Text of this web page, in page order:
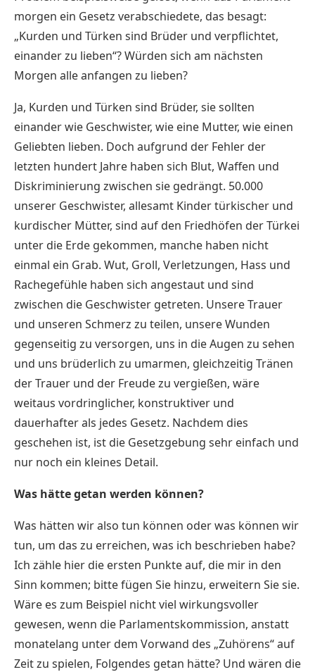
morgen ein Gesetz verabschiedete, das besagt:
„Kurden und Türken sind Brüder und verpflichtet,
einander zu lieben“? Würden sich am nächsten
Morgen alle anfangen zu lieben?
Ja, Kurden und Türken sind Brüder, sie sollten
einander wie Geschwister, wie eine Mutter, wie einen
Geliebten lieben. Doch aufgrund der Fehler der
letzten hundert Jahre haben sich Blut, Waffen und
Diskriminierung zwischen sie gedrängt. 50.000
unserer Geschwister, allesamt Kinder türkischer und
kurdischer Mütter, sind auf den Friedhöfen der Türkei
unter die Erde gekommen, manche haben nicht
einmal ein Grab. Wut, Groll, Verletzungen, Hass und
Rachegefühle haben sich angestaut und sind
zwischen die Geschwister getreten. Unsere Trauer
und unseren Schmerz zu teilen, unsere Wunden
gegenseitig zu versorgen, uns in die Augen zu sehen
und uns brüderlich zu umarmen, gleichzeitig Tränen
der Trauer und der Freude zu vergießen, wäre
weitaus vordringlicher, konstruktiver und
dauerhafter als jedes Gesetz. Nachdem dies
geschehen ist, ist die Gesetzgebung sehr einfach und
nur noch ein kleines Detail.
Was hätte getan werden können?
Was hätten wir also tun können oder was können wir
tun, um das zu erreichen, was ich beschrieben habe?
Ich zähle hier die ersten Punkte auf, die mir in den
Sinn kommen; bitte fügen Sie hinzu, erweitern Sie sie.
Wäre es zum Beispiel nicht viel wirkungsvoller
gewesen, wenn die Parlamentskommission, anstatt
monatelang unter dem Vorwand des „Zuhörens“ auf
Zeit zu spielen, Folgendes getan hätte? Und wären die